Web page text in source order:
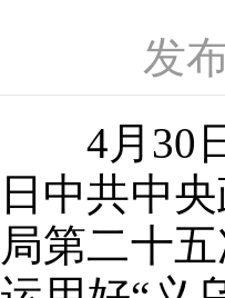
发
4月30日
日中共中
局第二十